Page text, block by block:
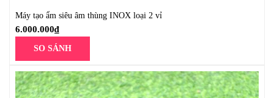
Máy tạo ẩm siêu âm thùng INOX loại 2 vỉ
6.000.000₫
SO SÁNH